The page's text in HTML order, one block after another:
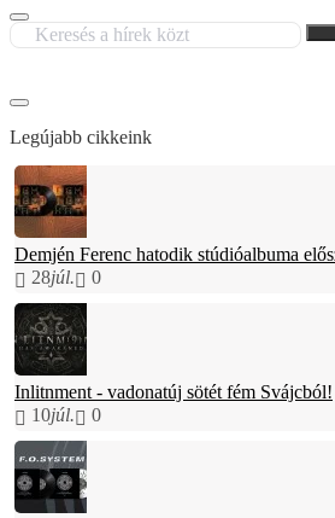
Legújabb cikkeink
Demjén Ferenc hatodik stúdióalbuma
28júl. 0
Inlitnment - vadonatúj sötét fém Svájcból!
10júl. 0